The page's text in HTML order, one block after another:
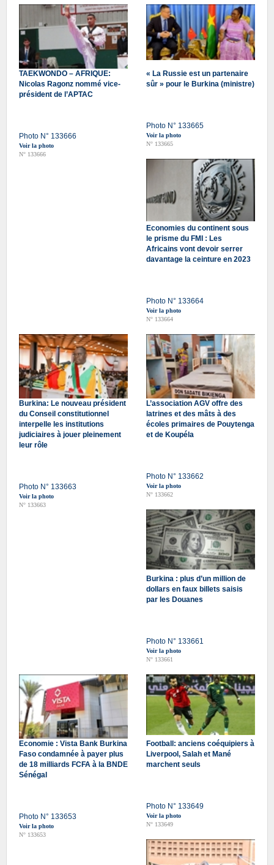
TAEKWONDO – AFRIQUE:
Nicolas Ragonz nommé vice-
président de l’APTAC
Photo N° 133666
Voir la photo
N° 133666
« La Russie est un partenaire
sûr » pour le Burkina (ministre)
Photo N° 133665
Voir la photo
N° 133665
Economies du continent sous
le prisme du FMI : Les
Africains vont devoir serrer
davantage la ceinture en 2023
Photo N° 133664
Voir la photo
N° 133664
Burkina: Le nouveau président
du Conseil constitutionnel
interpelle les institutions
judiciaires à jouer pleinement
leur rôle
Photo N° 133663
Voir la photo
N° 133663
L’association AGV offre des
latrines et des mâts à des
écoles primaires de Pouytenga
et de Koupéla
Photo N° 133662
Voir la photo
N° 133662
Burkina : plus d’un million de
dollars en faux billets saisis
par les Douanes
Photo N° 133661
Voir la photo
N° 133661
Economie : Vista Bank Burkina
Faso condamnée à payer plus
de 18 milliards FCFA à la BNDE
Sénégal
Photo N° 133653
Voir la photo
N° 133653
Football: anciens coéquipiers à
Liverpool, Salah et Mané
marchent seuls
Photo N° 133649
Voir la photo
N° 133649